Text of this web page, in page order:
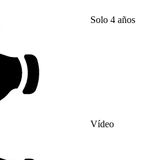
Solo 4 años
Vídeo